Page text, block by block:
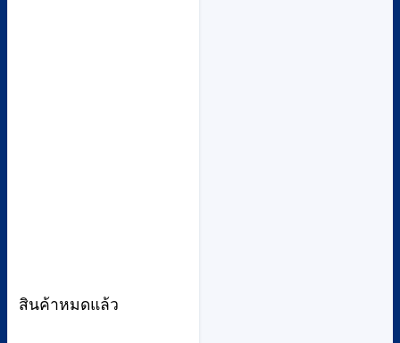
สินค้าหมดแล้ว